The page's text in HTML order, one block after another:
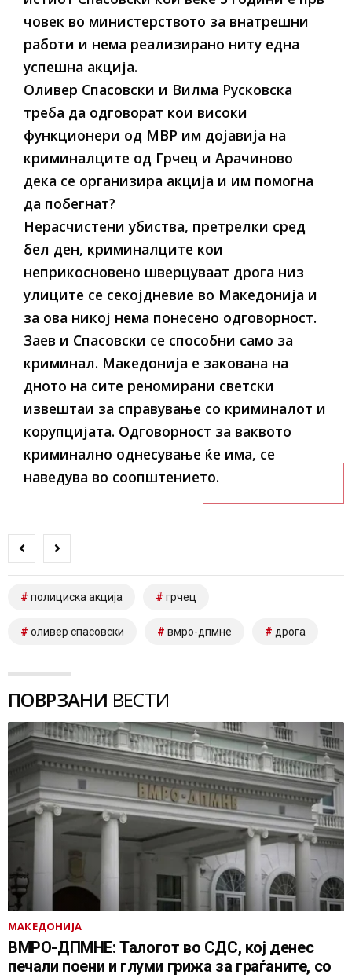
човек во министерството за внатрешни
работи и нема реализирано ниту една
успешна акција.
Оливер Спасовски и Вилма Русковска
треба да одговорат кои високи
функционери од МВР им дојавија на
криминалците од Грчец и Арачиново
дека се организира акција и им помогна
да побегнат?
Нерасчистени убиства, претрелки сред
бел ден, криминалците кои
неприкосновено шверцуваат дрога низ
улиците се секојдневие во Македонија и
за ова никој нема понесено одговорност.
Заев и Спасовски се способни само за
криминал. Македонија е закована на
дното на сите реномирани светски
извештаи за справување со криминалот и
корупцијата. Одговорност за ваквото
криминално однесување ќе има, се
наведува во соопштението.
полициска акција грчец
оливер спасовски вмро-дпмне дрога
ПОВРЗАНИ ВЕСТИ
МАКЕДОНИЈА
ВМРО-ДПМНЕ: Талогот во СДС, кој денес
печали поени и глуми грижа за граѓаните, со